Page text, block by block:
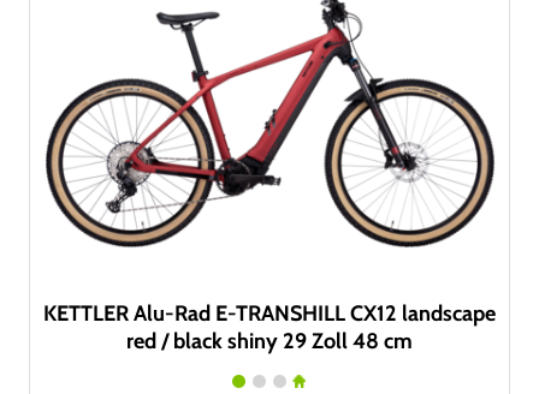
KETTLER Alu-Rad E-TRANSHILL CX12 landscape
red / black shiny 29 Zoll 48 cm